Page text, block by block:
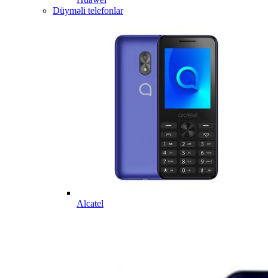
Düyməli telefonlar
Alcatel